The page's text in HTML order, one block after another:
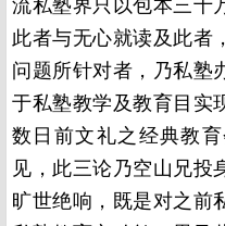
流私塾界只以包本三十
此者与无心就读及此者
问题所针对者，乃私塾
于私塾教学及教育目实
数日前文礼之经典教
见，此三论乃空山兄投
旷世绝响，既是对之前